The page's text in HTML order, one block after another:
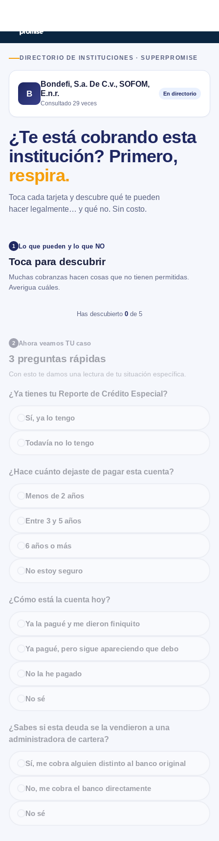
DIRECTORIO DE INSTITUCIONES · SUPERPROMISE
B
Bondefi, S.a. De C.v., SOFOM,
E.n.r.
Consultado 29 veces
En directorio
¿Te está cobrando esta
institución? Primero,
respira.
Toca cada tarjeta y descubre qué te pueden
hacer legalmente… y qué no. Sin costo.
1 Lo que pueden y lo que NO
Toca para descubrir
Muchas cobranzas hacen cosas que no tienen permitidas.
Averigua cuáles.
Has descubierto 0 de 5
2 Ahora veamos TU caso
3 preguntas rápidas
Con esto te damos una lectura de tu situación específica.
¿Ya tienes tu Reporte de Crédito Especial?
Sí, ya lo tengo
Todavía no lo tengo
¿Hace cuánto dejaste de pagar esta cuenta?
Menos de 2 años
Entre 3 y 5 años
6 años o más
No estoy seguro
¿Cómo está la cuenta hoy?
Ya la pagué y me dieron finiquito
Ya pagué, pero sigue apareciendo que debo
No la he pagado
No sé
¿Sabes si esta deuda se la vendieron a una
administradora de cartera?
Sí, me cobra alguien distinto al banco original
No, me cobra el banco directamente
No sé